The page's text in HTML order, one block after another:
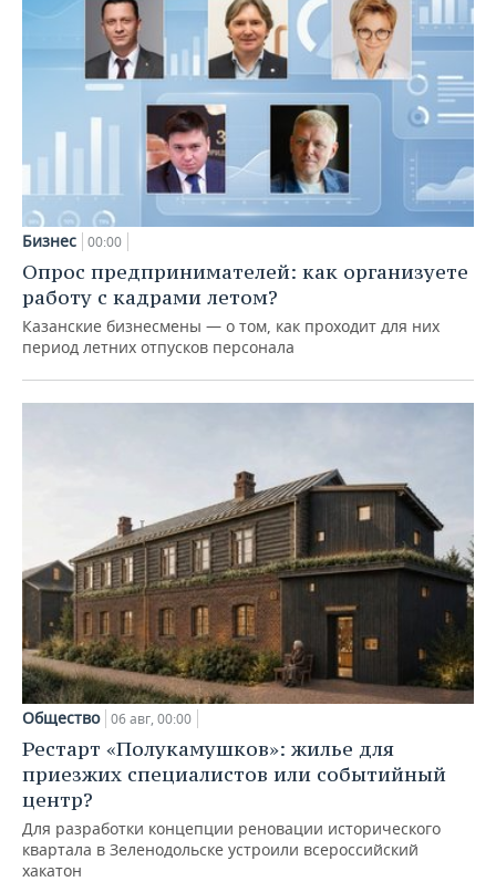
Бизнес 00:00
Опрос предпринимателей: как организуете
работу с кадрами летом?
Казанские бизнесмены — о том, как проходит для них
период летних отпусков персонала
Общество 06 авг, 00:00
Рестарт «Полукамушков»: жилье для
приезжих специалистов или событийный
центр?
Для разработки концепции реновации исторического
квартала в Зеленодольске устроили всероссийский
хакатон